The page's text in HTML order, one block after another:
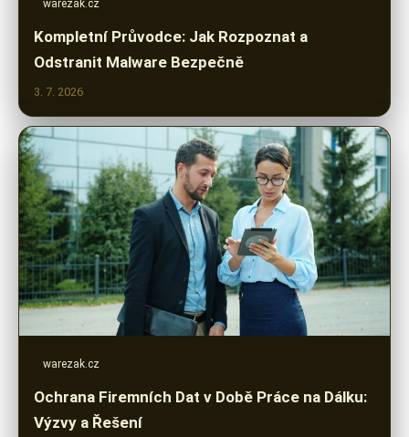
warezak.cz
Kompletní Průvodce: Jak Rozpoznat a
Odstranit Malware Bezpečně
3. 7. 2026
warezak.cz
Ochrana Firemních Dat v Době Práce na Dálku:
Výzvy a Řešení